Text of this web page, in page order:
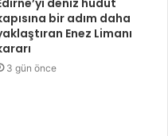
bir adım daha
Enez Limanı
3 gün önce